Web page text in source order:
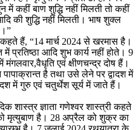
कहीं बाण शुद्धि नहीं मिलती तो कहीं
की शुद्धि नहीं मिलती। भाष शुक्ल
हैं, “14 मार्च 2024 से खरमास है।
में प्रतिष्ठा आदि शुभ कार्य नहीं होते। 9
एवं क्षीणचन्द्र दोष हैं।
है तथा उसे लेने पर द्वादश में
में गुरु एवं चतुर्थेश सूर्य में जाते हैं।
शास्त्र ज्ञाता गणेश्वर शास्त्री कहते
मृत्युबाण है। 28 अप्रैल को शुक्र का